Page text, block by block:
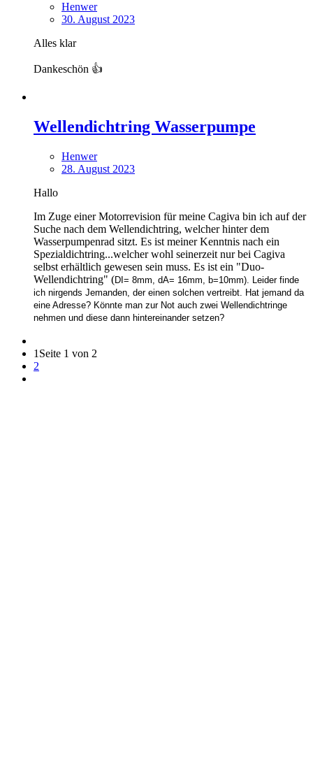
Henwer
30. August 2023
Alles klar
Dankeschön 👍
Wellendichtring Wasserpumpe
Henwer
28. August 2023
Hallo
Im Zuge einer Motorrevision für meine Cagiva bin ich auf der
Suche nach dem Wellendichtring, welcher hinter dem
Wasserpumpenrad sitzt. Es ist meiner Kenntnis nach ein
Spezialdichtring...welcher wohl seinerzeit nur bei Cagiva
selbst erhältlich gewesen sein muss. Es ist ein "Duo-
Wellendichtring" (DI= 8mm, dA= 16mm, b=10mm). Leider finde
ich nirgends Jemanden, der einen solchen vertreibt. Hat jemand da
eine Adresse? Könnte man zur Not auch zwei Wellendichtringe
nehmen und diese dann hintereinander setzen?
1 Seite 1 von 2
2